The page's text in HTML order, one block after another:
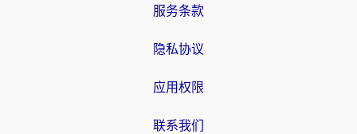
服务条款
隐私协议
应用权限
联系我们